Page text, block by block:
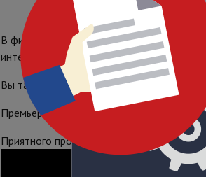
В фильме подробно
интерфейса.
Вы также узнаете, какой интерфейс
Премьера фильма уже доступна на
Приятного просмотра!